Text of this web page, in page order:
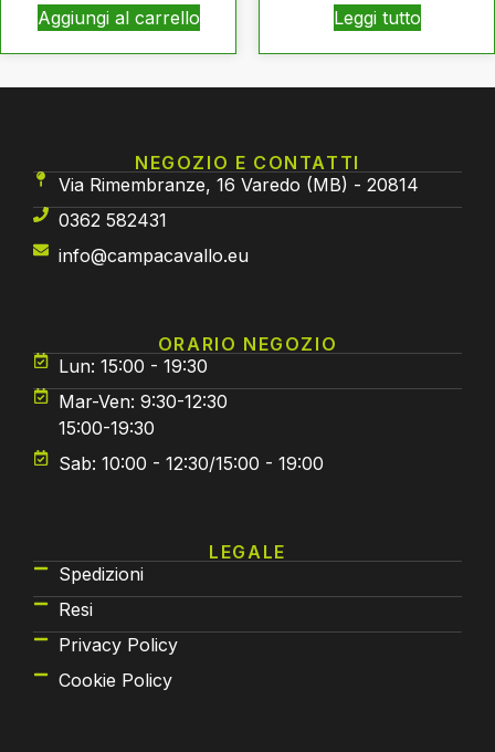
Aggiungi al carrello Leggi tutto
NEGOZIO E CONTATTI
Via Rimembranze, 16 Varedo (MB) - 20814
0362 582431
info@campacavallo.eu
ORARIO NEGOZIO
Lun: 15:00 - 19:30
Mar-Ven: 9:30-12:30
15:00-19:30
Sab: 10:00 - 12:30/15:00 - 19:00
LEGALE
Spedizioni
Resi
Privacy Policy
Cookie Policy